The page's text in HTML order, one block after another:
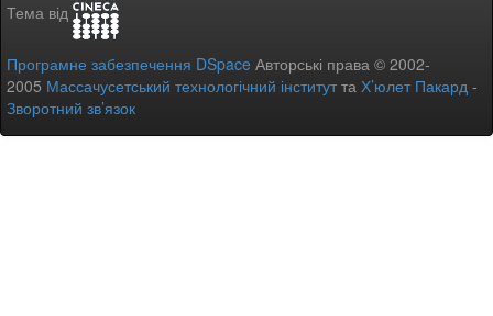
Тема від
Програмне забезпечення DSpace Авторські права © 2002-
2005 Массачусетський технологічний інститутта Х’юлет Пакард -
Зворотний зв’язок